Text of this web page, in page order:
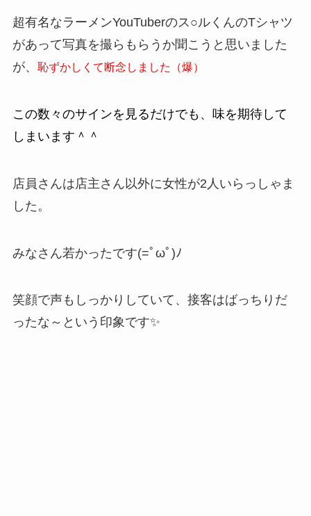
超有名なラーメンYouTuberのス○ルくんのTシャツ
があって写真を撮らもらうか聞こうと思いました
が、 恥ずかしくて断念しました（爆）
この数々のサインを見るだけでも、味を期待して
しまいます＾＾
店員さんは店主さん以外に女性が2人いらっしゃま
した。
みなさん若かったです(=ﾟωﾟ)ﾉ
笑顔で声もしっかりしていて、接客はばっちりだ
ったな～という印象です✨